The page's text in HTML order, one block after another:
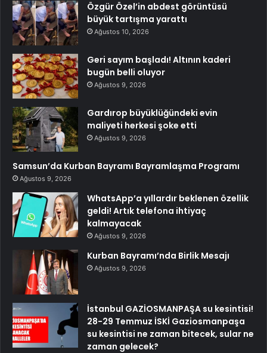
Özgür Özel’in abdest görüntüsü
büyük tartışma yarattı
Ağustos 10, 2026
Geri sayım başladı! Altının kaderi
bugün belli oluyor
Ağustos 9, 2026
Gardırop büyüklüğündeki evin
maliyeti herkesi şoke etti
Ağustos 9, 2026
Samsun’da Kurban Bayramı Bayramlaşma Programı
Ağustos 9, 2026
WhatsApp’a yıllardır beklenen özellik
geldi! Artık telefona ihtiyaç
kalmayacak
Ağustos 9, 2026
Kurban Bayramı’nda Birlik Mesajı
Ağustos 9, 2026
İstanbul GAZİOSMANPAŞA su kesintisi!
28-29 Temmuz İSKİ Gaziosmanpaşa
su kesintisi ne zaman bitecek, sular ne
zaman gelecek?